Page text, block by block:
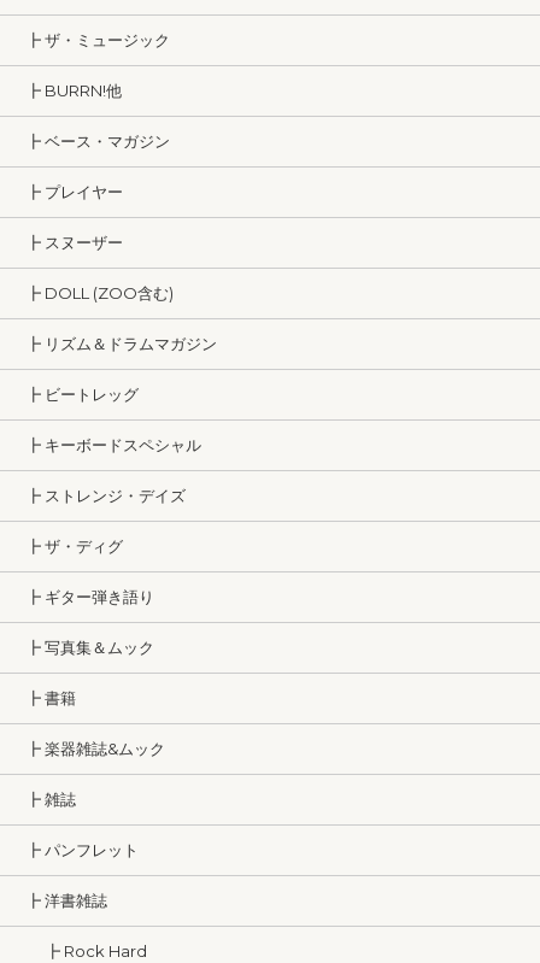
┣ ザ・ミュージック
┣ BURRN!他
┣ ベース・マガジン
┣ プレイヤー
┣ スヌーザー
┣ DOLL (ZOO含む)
┣ リズム＆ドラムマガジン
┣ ビートレッグ
┣ キーボードスペシャル
┣ ストレンジ・デイズ
┣ ザ・ディグ
┣ ギター弾き語り
┣ 写真集＆ムック
┣ 書籍
┣ 楽器雑誌&ムック
┣ 雑誌
┣ パンフレット
┣ 洋書雑誌
┣ Rock Hard